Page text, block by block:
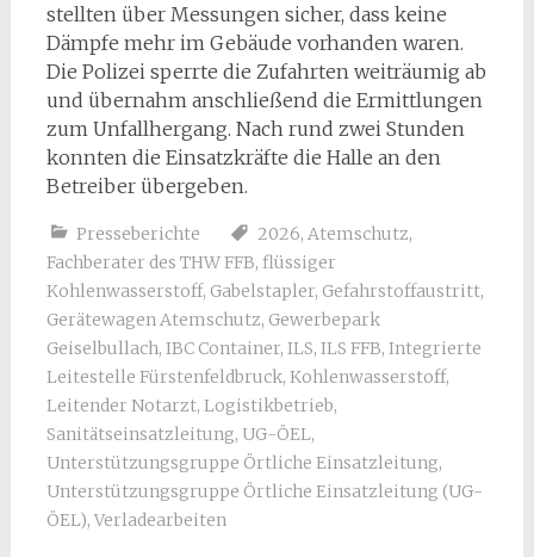
stellten über Messungen sicher, dass keine
Dämpfe mehr im Gebäude vorhanden waren.
Die Polizei sperrte die Zufahrten weiträumig ab
und übernahm anschließend die Ermittlungen
zum Unfallhergang. Nach rund zwei Stunden
konnten die Einsatzkräfte die Halle an den
Betreiber übergeben.
Presseberichte 2026, Atemschutz,
Fachberater des THW FFB, flüssiger
Kohlenwasserstoff, Gabelstapler, Gefahrstoffaustritt,
Gerätewagen Atemschutz, Gewerbepark
Geiselbullach, IBC Container, ILS, ILS FFB, Integrierte
Leitestelle Fürstenfeldbruck, Kohlenwasserstoff,
Leitender Notarzt, Logistikbetrieb,
Sanitätseinsatzleitung, UG-ÖEL,
Unterstützungsgruppe Örtliche Einsatzleitung,
Unterstützungsgruppe Örtliche Einsatzleitung (UG-
ÖEL), Verladearbeiten